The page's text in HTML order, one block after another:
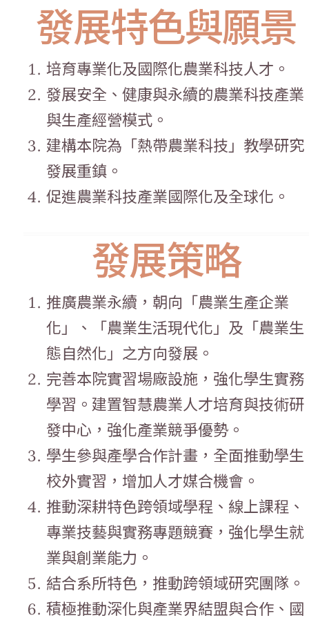
發展特色與願景
培育專業化及國際化農業科技人才。
發展安全、健康與永續的農業科技產業
與生產經營模式。
建構本院為「熱帶農業科技」教學研究
發展重鎮。
促進農業科技產業國際化及全球化。
發展策略
推廣農業永續，朝向「農業生產企業
化」、「農業生活現代化」及「農業生
態自然化」之方向發展。
完善本院實習場廠設施，強化學生實務
學習。建置智慧農業人才培育與技術研
發中心，強化產業競爭優勢。
學生參與產學合作計畫，全面推動學生
校外實習，增加人才媒合機會。
推動深耕特色跨領域學程、線上課程、
專業技藝與實務專題競賽，強化學生就
業與創業能力。
結合系所特色，推動跨領域研究團隊。
積極推動深化與產業界結盟與合作、國